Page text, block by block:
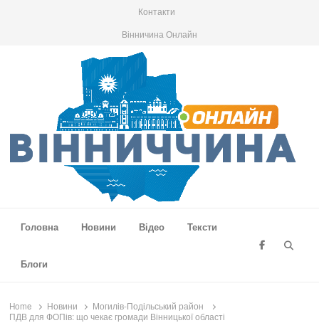
Контакти
Вінничина Онлайн
Головна
Новини Відео Тексти
Блоги
Home Новини
Могилів-Подільський район
ПДВ для ФОПів: що чекає громади Вінницької області